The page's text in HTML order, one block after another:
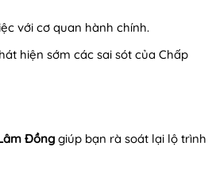
với cơ quan hành chính.
hiện sớm các sai sót của Chấp
Đồng giúp bạn rà soát lại lộ trình